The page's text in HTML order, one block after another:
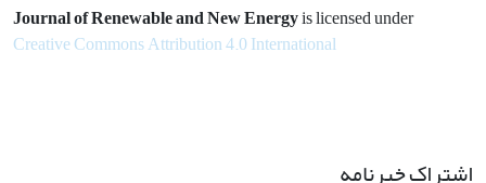
Journal of Renewable and New Energyis licensed under
Creative Commons Attribution 4.0 International
اشتراک خبرنامه